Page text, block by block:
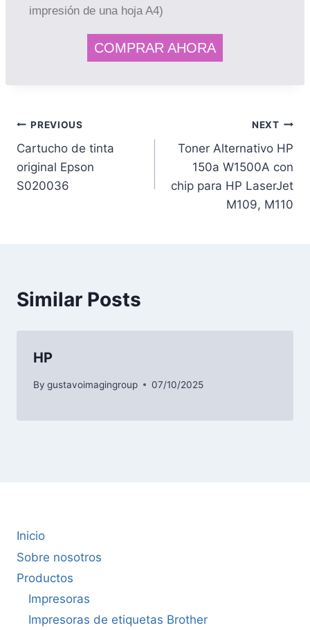
impresión de una hoja A4)
COMPRAR AHORA
PREVIOUS
Cartucho de tinta
original Epson
S020036
NEXT
Toner Alternativo HP
150a W1500A con
chip para HP LaserJet
M109, M110
Similar Posts
HP
By gustavoimagingroup 07/10/2025
Inicio
Sobre nosotros
Productos
Impresoras
Impresoras de etiquetas Brother